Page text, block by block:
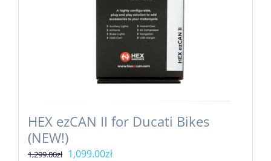
HEX ezCAN II for Ducati Bikes
(NEW!)
1,299.00zł Pierwotna
1,099.00złAktualna